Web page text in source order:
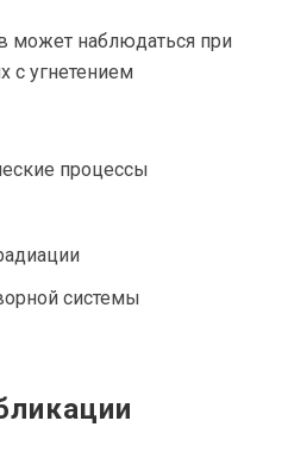
может наблюдаться при
с угнетением
процессы
системы